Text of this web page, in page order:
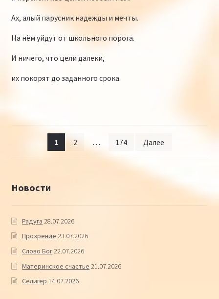
Ах, алый парусник надежды и мечты.
На нём уйдут от школьного порога.
И ничего, что цели далеки,
их покорят до заданного срока.
Навигация по записям
1 2 … 174 Далее
Новости
Радуга 28.07.2026
Прозрение 23.07.2026
Слово Бог22.07.2026
Материнское счастье 21.07.2026
Селигер 14.07.2026